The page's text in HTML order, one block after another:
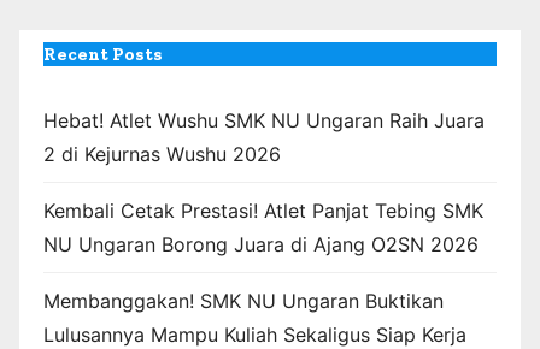
Recent Posts
Hebat! Atlet Wushu SMK NU Ungaran Raih Juara
2 di Kejurnas Wushu 2026
Kembali Cetak Prestasi! Atlet Panjat Tebing SMK
NU Ungaran Borong Juara di Ajang O2SN 2026
Membanggakan! SMK NU Ungaran Buktikan
Lulusannya Mampu Kuliah Sekaligus Siap Kerja